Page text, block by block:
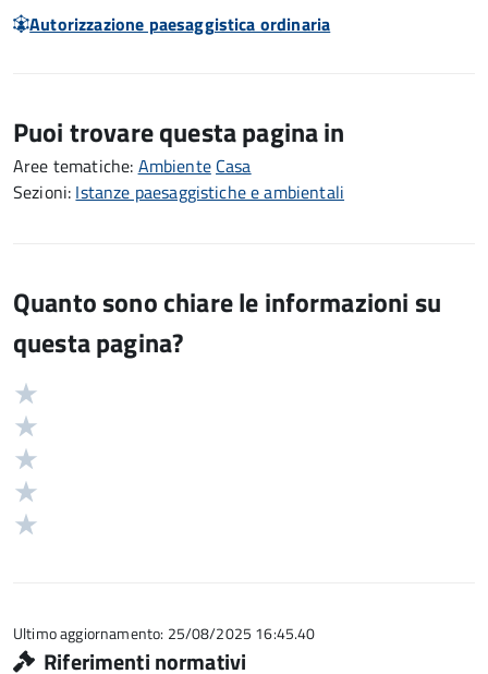
Autorizzazione paesaggistica ordinaria
Puoi trovare questa pagina in
Aree tematiche: Ambiente Casa
Sezioni: Istanze paesaggistiche e ambientali
Quanto sono chiare le informazioni su
questa pagina?
Valutazione
5
Ultimo aggiornamento: 25/08/2025 16:45.40
Riferimenti normativi